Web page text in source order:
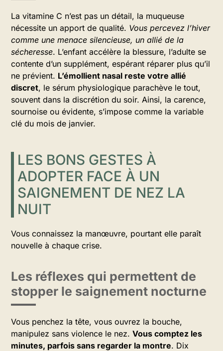
La vitamine C n’est pas un détail, la muqueuse
nécessite un apport de qualité. Vous percevez l’hiver
comme une menace silencieuse, un allié de la
sécheresse. L’enfant accélère la blessure, l’adulte se
contente d’un supplément, espérant réparer plus qu’il
ne prévient. L’émollient nasal reste votre allié
discret, le sérum physiologique parachève le tout,
souvent dans la discrétion du soir. Ainsi, la carence,
sournoise ou évidente, s’impose comme la variable
clé du mois de janvier.
LES BONS GESTES À
ADOPTER FACE À UN
SAIGNEMENT DE NEZ LA
NUIT
Vous connaissez la manœuvre, pourtant elle paraît
nouvelle à chaque crise.
Les réflexes qui permettent de
stopper le saignement nocturne
Vous penchez la tête, vous ouvrez la bouche,
manipulez sans violence le nez. Vous comptez les
minutes, parfois sans regarder la montre. Dix